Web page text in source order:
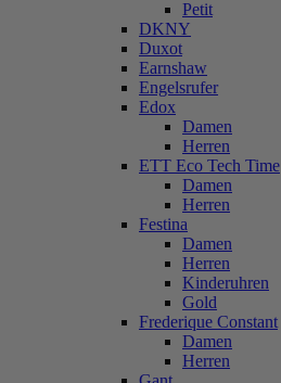
Petit
DKNY
Duxot
Earnshaw
Engelsrufer
Edox
Damen
Herren
ETT Eco Tech Time
Damen
Herren
Festina
Damen
Herren
Kinderuhren
Gold
Frederique Constant
Damen
Herren